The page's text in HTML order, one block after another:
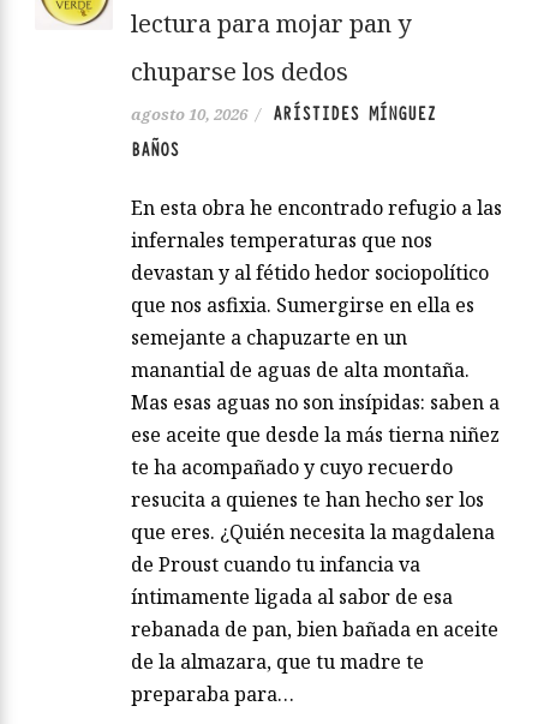
lectura para mojar pan y
chuparse los dedos
agosto 10, 2026 /
ARÍSTIDES MÍNGUEZ
BAÑOS
En esta obra he encontrado refugio a las
infernales temperaturas que nos
devastan y al fétido hedor sociopolítico
que nos asfixia. Sumergirse en ella es
semejante a chapuzarte en un
manantial de aguas de alta montaña.
Mas esas aguas no son insípidas: saben a
ese aceite que desde la más tierna niñez
te ha acompañado y cuyo recuerdo
resucita a quienes te han hecho ser los
que eres. ¿Quién necesita la magdalena
de Proust cuando tu infancia va
íntimamente ligada al sabor de esa
rebanada de pan, bien bañada en aceite
de la almazara, que tu madre te
preparaba para…